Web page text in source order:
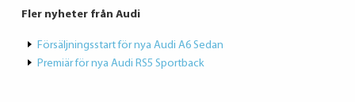
Fler nyheter från Audi
Försäljningsstart för nya Audi A6 Sedan
Premiär för nya Audi RS5 Sportback